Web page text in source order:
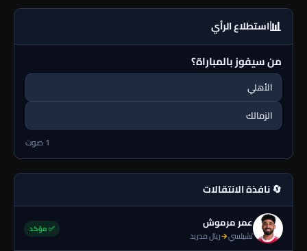
📊استطلاع الرأي
من سيفوز بالمباراة؟
الأهلي
الزمالك
1 صوت
🔄 نافذة الانتقالات
عمر مرموش
تشيلسي→ريال مدريد
✅ مؤكد